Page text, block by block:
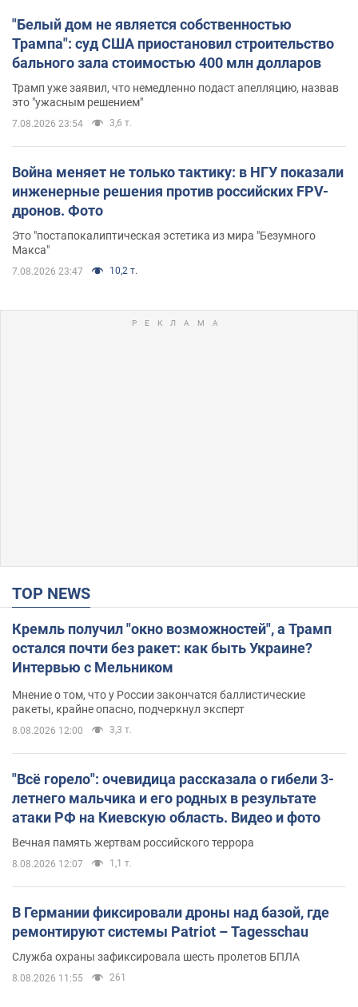
"Белый дом не является собственностью
Трампа": суд США приостановил строительство
бального зала стоимостью 400 млн долларов
Трамп уже заявил, что немедленно подаст апелляцию, назвав
это "ужасным решением"
7.08.2026 23:54 3,6 т.
Война меняет не только тактику: в НГУ показали
инженерные решения против российских FPV-
дронов. Фото
Это "постапокалиптическая эстетика из мира "Безумного
Макса"
7.08.2026 23:47 10,2 т.
TOP NEWS
Кремль получил "окно возможностей", а Трамп
остался почти без ракет: как быть Украине?
Интервью с Мельником
Мнение о том, что у России закончатся баллистические
ракеты, крайне опасно, подчеркнул эксперт
8.08.2026 12:00 3,3 т.
"Всё горело": очевидица рассказала о гибели 3-
летнего мальчика и его родных в результате
атаки РФ на Киевскую область. Видео и фото
Вечная память жертвам российского террора
8.08.2026 12:07 1,1 т.
В Германии фиксировали дроны над базой, где
ремонтируют системы Patriot – Tagesschau
Служба охраны зафиксировала шесть пролетов БПЛА
8.08.2026 11:55 261